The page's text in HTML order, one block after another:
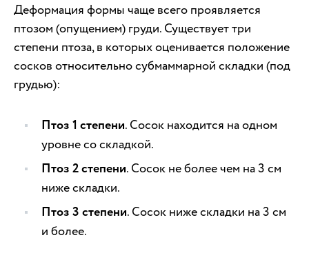
Деформация формы чаще всего проявляется
птозом (опущением) груди. Существует три
степени птоза, в которых оценивается положение
сосков относительно субмаммарной складки (под
грудью):
Птоз 1 степени. Сосок находится на одном
уровне со складкой.
Птоз 2 степени. Сосок не более чем на 3 см
ниже складки.
Птоз 3 степени. Сосок ниже складки на 3 см
и более.